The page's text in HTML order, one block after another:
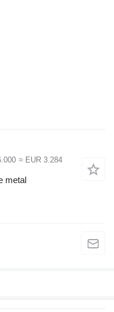
≈ EUR 3.284
metal